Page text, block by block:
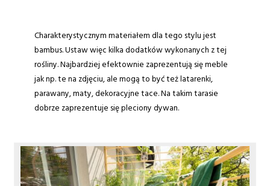
Charakterystycznym materiałem dla tego stylu jest
bambus. Ustaw więc kilka dodatków wykonanych z tej
rośliny. Najbardziej efektownie zaprezentują się meble
jak np. te na zdjęciu, ale mogą to być też latarenki,
parawany, maty, dekoracyjne tace. Na takim tarasie
dobrze zaprezentuje się pleciony dywan.